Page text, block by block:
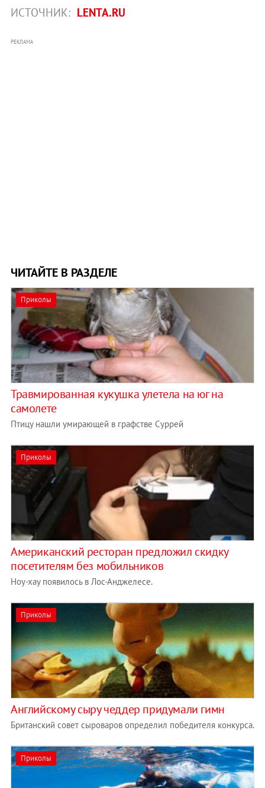
ИСТОЧНИК: LENTA.RU
РЕКЛАМА
ЧИТАЙТЕ В РАЗДЕЛЕ
Приколы
Травмированная кукушка улетела на юг на
самолете
Птицу нашли умирающей в графстве Суррей
Приколы
Американский ресторан предложил скидку
посетителям без мобильников
Ноу-хау появилось в Лос-Анджелесе.
Приколы
Английскому сыру чеддер придумали гимн
Британский совет сыроваров определил победителя конкурса.
Приколы